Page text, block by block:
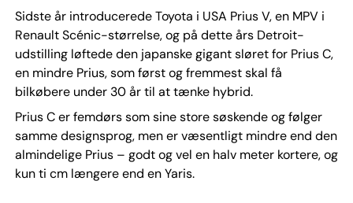
Sidste år introducerede Toyota i USA Prius V, en MPV i
Renault Scénic-størrelse, og på dette års Detroit-
udstilling løftede den japanske gigant sløret for Prius C,
en mindre Prius, som først og fremmest skal få
bilkøbere under 30 år til at tænke hybrid.
Prius C er femdørs som sine store søskende og følger
samme designsprog, men er væsentligt mindre end den
almindelige Prius – godt og vel en halv meter kortere, og
kun ti cm længere end en Yaris.